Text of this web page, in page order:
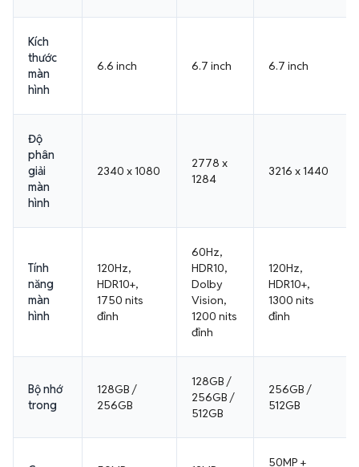
Kích
thước
màn
hình
6.6 inch 6.7 inch 6.7 inch
Độ
phân
giải
màn
hình
2340 x 1080
2778 x
1284
3216 x 1440
Tính
năng
màn
hình
120Hz,
HDR10+,
1750 nits
đỉnh
60Hz,
HDR10,
Dolby
Vision,
1200 nits
đỉnh
120Hz,
HDR10+,
1300 nits
đỉnh
Bộ nhớ
trong
128GB /
256GB
128GB /
256GB /
512GB
256GB /
512GB
50MP +